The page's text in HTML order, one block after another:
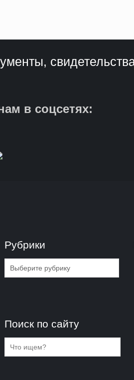
в соцсетях:
Рубрики
Рубрики
Поиск по сайту